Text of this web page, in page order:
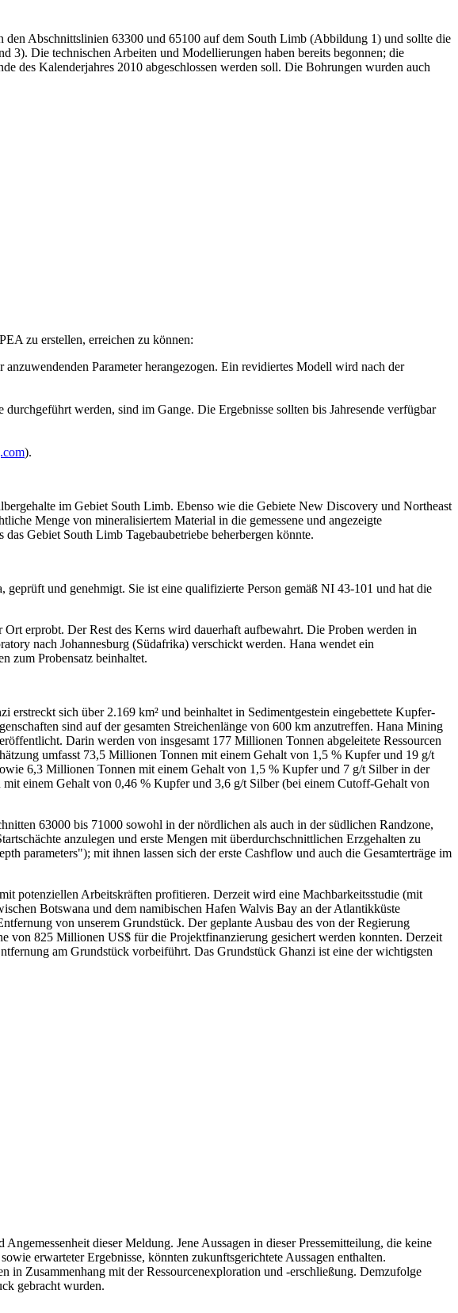
Abschnittslinien 63300 und 65100 auf dem South Limb (Abbildung 1) und sollte die
3). Die technischen Arbeiten und Modellierungen haben bereits begonnen; die
des Kalenderjahres 2010 abgeschlossen werden soll. Die Bohrungen wurden auch
zu erstellen, erreichen zu können:
Parameter herangezogen. Ein revidiertes Modell wird nach der
werden, sind im Gange. Die Ergebnisse sollten bis Jahresende verfügbar
).
im Gebiet South Limb. Ebenso wie die Gebiete New Discovery und Northeast
Menge von mineralisiertem Material in die gemessene und angezeigte
Gebiet South Limb Tagebaubetriebe beherbergen könnte.
und genehmigt. Sie ist eine qualifizierte Person gemäß NI 43-101 und hat die
erprobt. Der Rest des Kerns wird dauerhaft aufbewahrt. Die Proben werden in
nach Johannesburg (Südafrika) verschickt werden. Hana wendet ein
zum Probensatz beinhaltet.
sich über 2.169 km² und beinhaltet in Sedimentgestein eingebettete Kupfer-
sind auf der gesamten Streichenlänge von 600 km anzutreffen. Hana Mining
Darin werden von insgesamt 177 Millionen Tonnen abgeleitete Ressourcen
umfasst 73,5 Millionen Tonnen mit einem Gehalt von 1,5 % Kupfer und 19 g/t
6,3 Millionen Tonnen mit einem Gehalt von 1,5 % Kupfer und 7 g/t Silber in der
einem Gehalt von 0,46 % Kupfer und 3,6 g/t Silber (bei einem Cutoff-Gehalt von
63000 bis 71000 sowohl in der nördlichen als auch in der südlichen Randzone,
anzulegen und erste Mengen mit überdurchschnittlichen Erzgehalten zu
parameters"); mit ihnen lassen sich der erste Cashflow und auch die Gesamterträge im
potenziellen Arbeitskräften profitieren. Derzeit wird eine Machbarkeitsstudie (mit
Botswana und dem namibischen Hafen Walvis Bay an der Atlantikküste
von unserem Grundstück. Der geplante Ausbau des von der Regierung
825 Millionen US$ für die Projektfinanzierung gesichert werden konnten. Derzeit
am Grundstück vorbeiführt. Das Grundstück Ghanzi ist eine der wichtigsten
dieser Meldung. Jene Aussagen in dieser Pressemitteilung, die keine
erwarteter Ergebnisse, könnten zukunftsgerichtete Aussagen enthalten.
in Zusammenhang mit der Ressourcenexploration und -erschließung. Demzufolge
gebracht wurden.